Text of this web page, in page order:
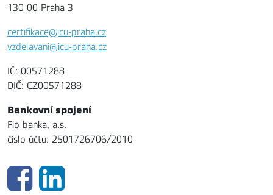
130 00 Praha 3
certifikace@icu-praha.cz
vzdelavani@icu-praha.cz
IČ: 00571288
DIČ: CZ00571288
Bankovní spojení
Fio banka, a.s.
číslo účtu: 2501726706/2010